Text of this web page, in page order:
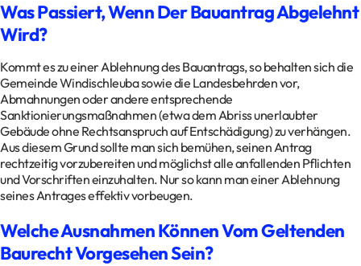
Was Passiert, Wenn Der Bauantrag Abgelehnt
Wird?
Kommt es zu einer Ablehnung des Bauantrags, so behalten sich die
Gemeinde Windischleuba sowie die Landesbehrden vor,
Abmahnungen oder andere entsprechende
Sanktionierungsmaßnahmen (etwa dem Abriss unerlaubter
Gebäude ohne Rechtsanspruch auf Entschädigung) zu verhängen.
Aus diesem Grund sollte man sich bemühen, seinen Antrag
rechtzeitig vorzubereiten und möglichst alle anfallenden Pflichten
und Vorschriften einzuhalten. Nur so kann man einer Ablehnung
seines Antrages effektiv vorbeugen.
Welche Ausnahmen Können Vom Geltenden
Baurecht Vorgesehen Sein?